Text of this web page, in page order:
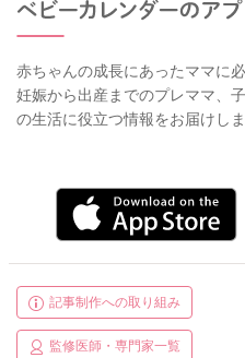
赤ちゃんの成長にあったママに
妊娠から出産までのプレママ、
の生活に役立つ情報をお届けしま
記事制作への取り組み
監修医師・専門家一覧